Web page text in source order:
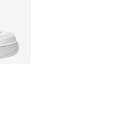
5 étoiles], 111